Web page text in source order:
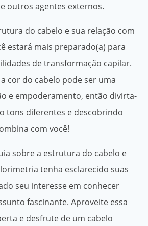
outros agentes externos.
do cabelo e sua relação com
estará mais preparado(a) para
de transformação capilar.
cor do cabelo pode ser uma
e empoderamento, então divirta-
tons diferentes e descobrindo
com você!
sobre a estrutura do cabelo e
tenha esclarecido suas
seu interesse em conhecer
fascinante. Aproveite essa
e desfrute de um cabelo